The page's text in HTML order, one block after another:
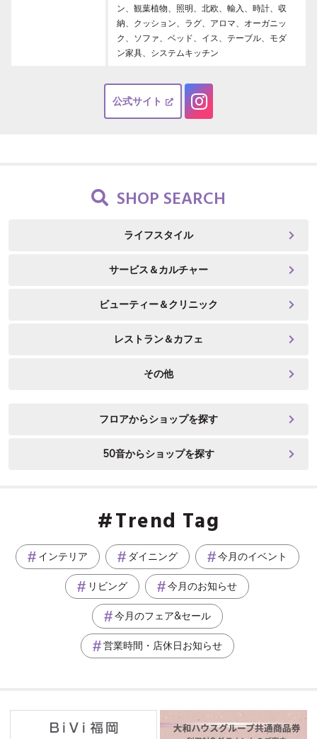
ン、観葉植物、照明、北欧、輸入、時計、収
納、クッション、ラグ、アロマ、オーガニッ
ク、ソファ、ベッド、イス、テーブル、モダ
ン家具、システムキッチン
公式サイト
SHOP SEARCH
ライフスタイル
サービス＆カルチャー
ビューティー＆クリニック
レストラン＆カフェ
その他
フロアからショップを探す
50音からショップを探す
Trend Tag
インテリア ダイニング 今月のイベント
リビング 今月のお知らせ
今月のフェア&セール
営業時間・店休日お知らせ